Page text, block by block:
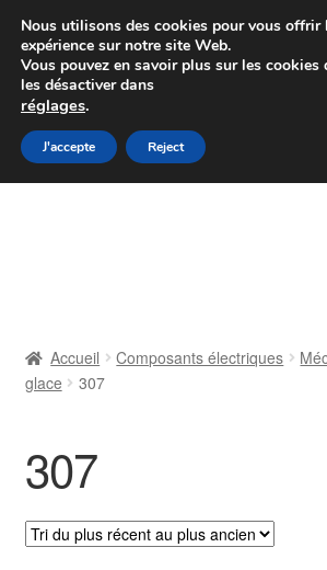
Colissimo livraison à partir
Du lundi au vendredi de
Aller
à
Aller
au
Contact
Accueil Composants électriques
glace
307
307
Nous utilisons des cookies pour vous offrir
expérience sur notre site Web.
Vous pouvez en savoir plus sur les
les désactiver dans
réglages.
J'accepte Reject